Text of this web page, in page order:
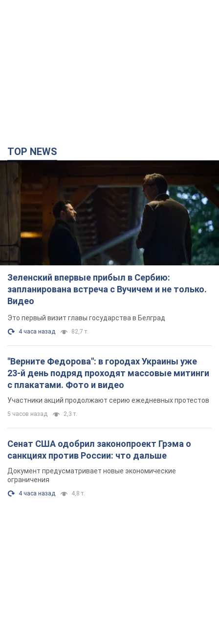
TOP NEWS
Зеленский впервые прибыл в Сербию:
запланирована встреча с Вучичем и не только.
Видео
Это первый визит главы государства в Белград
4 часа назад 82,7 т.
"Верните Федорова": в городах Украины уже
23-й день подряд проходят массовые митинги
с плакатами. Фото и видео
Участники акций продолжают серию ежедневных протестов
5 часов назад 2,3 т.
Сенат США одобрил законопроект Грэма о
санкциях против России: что дальше
Документ предусматривает новые экономические
ограничения
4 часа назад 4,8 т.